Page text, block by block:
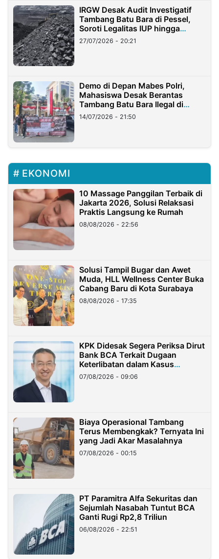
IRGW Desak Audit Investigatif
Tambang Batu Bara di Pessel,
Soroti Legalitas IUP hingga
Stockpile
27/07/2026 - 20:21
Demo di Depan Mabes Polri,
Mahasiswa Desak Berantas
Tambang Batu Bara Ilegal di
Lampung
14/07/2026 - 21:50
EKONOMI
10 Massage Panggilan Terbaik di
Jakarta 2026, Solusi Relaksasi
Praktis Langsung ke Rumah
08/08/2026 - 22:56
Solusi Tampil Bugar dan Awet
Muda, HLL Wellness Center Buka
Cabang Baru di Kota Surabaya
08/08/2026 - 17:35
KPK Didesak Segera Periksa Dirut
Bank BCA Terkait Dugaan
Keterlibatan dalam Kasus
Hilangnya Dana Nasabah Rp2,58
Miliar
07/08/2026 - 09:06
Biaya Operasional Tambang
Terus Membengkak? Ternyata Ini
yang Jadi Akar Masalahnya
07/08/2026 - 00:15
PT Paramitra Alfa Sekuritas dan
Sejumlah Nasabah Tuntut BCA
Ganti Rugi Rp2,8 Triliun
06/08/2026 - 22:51